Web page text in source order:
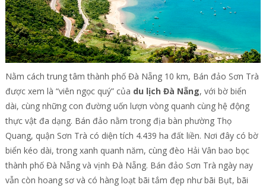
Nằm cách trung tâm thành phố Đà Nẵng 10 km, Bán đảo Sơn Trà
được xem là “viên ngọc quý” của du lịch Đà Nẵng, với bờ biển
dài, cùng những con đường uốn lượn vòng quanh cùng hệ động
thực vật đa dạng. Bán đảo nằm trong địa bàn phường Thọ
Quang, quận Sơn Trà có diện tích 4.439 ha đất liền. Nơi đây có bờ
biển kéo dài, trong xanh quanh năm, cùng đèo Hải Vân bao bọc
thành phố Đà Nẵng và vịnh Đà Nẵng. Bán đảo Sơn Trà ngày nay
vẫn còn hoang sơ và có hàng loạt bãi tắm đẹp như bãi Bụt, bãi